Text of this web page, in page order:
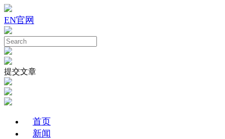
EN官网
提交文章
首页
新闻